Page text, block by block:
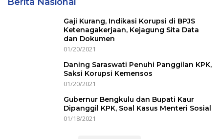
Gaji Kurang, Indikasi Korupsi di BPJS
Ketenagakerjaan, Kejagung Sita Data
dan Dokumen
01/20/2021
Daning Saraswati Penuhi Panggilan KPK,
Saksi Korupsi Kemensos
01/20/2021
Gubernur Bengkulu dan Bupati Kaur
Dipanggil KPK, Soal Kasus Menteri Sosial
01/18/2021